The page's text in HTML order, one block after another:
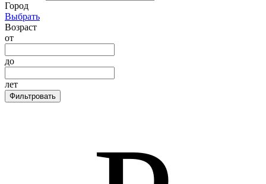
Город
Выбрать
Возраст
от
до
лет
Фильтровать